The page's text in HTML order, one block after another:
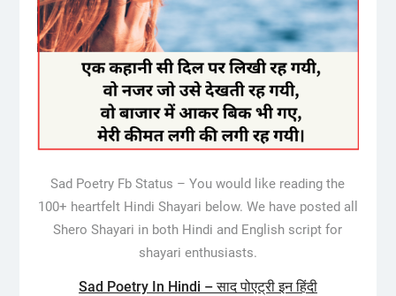
Sad Poetry Fb Status – You would like reading the
100+ heartfelt Hindi Shayari below. We have posted all
Shero Shayari in both Hindi and English script for
shayari enthusiasts.
Sad Poetry In Hindi – साद पोएट्री इन हिंदी